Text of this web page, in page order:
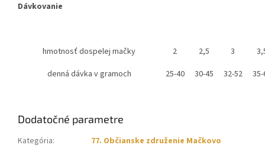
Dávkovanie
hmotnosť dospelej mačky 2 2,5 3
denná dávka v gramoch
25-40 30-45 32-52
Dodatočné parametre
Kategória:
77. Občianske združenie Mačkovo